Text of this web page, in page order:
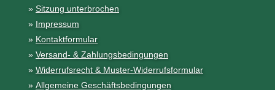
» Sitzung unterbrochen
» Impressum
» Kontaktformular
» Versand- & Zahlungsbedingungen
» Widerrufsrecht & Muster-Widerrufsformular
» Allgemeine Geschäftsbedingungen